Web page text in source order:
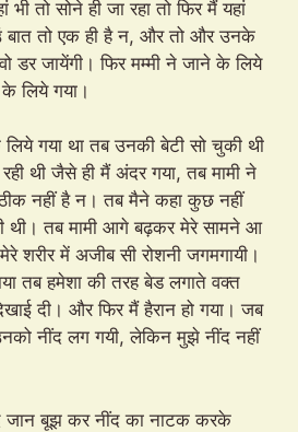
तो सोने ही जा रहा तो फिर मैं यहां
बात तो एक ही है न, और तो और उनके
डर जायेंगी। फिर मम्मी ने जाने के लिये
लिये गया।
गया था तब उनकी बेटी सो चुकी थी
थी जैसे ही मैं अंदर गया, तब मामी ने
ठीक नहीं है न। तब मैने कहा कुछ नहीं
थी। तब मामी आगे बढ़कर मेरे सामने आ
शरीर में अजीब सी रोशनी जगमगायी।
तब हमेशा की तरह बेड लगाते वक्त
दी। और फिर मैं हैरान हो गया। जब
नींद लग गयी, लेकिन मुझे नींद नहीं
जान बूझ कर नींद का नाटक करके